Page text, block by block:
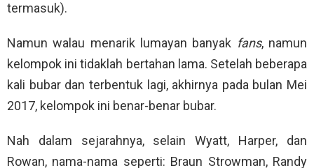
termasuk).
Namun walau menarik lumayan banyak fans, namun
kelompok ini tidaklah bertahan lama. Setelah beberapa
kali bubar dan terbentuk lagi, akhirnya pada bulan Mei
2017, kelompok ini benar-benar bubar.
Nah dalam sejarahnya, selain Wyatt, Harper, dan
Rowan, nama-nama seperti: Braun Strowman, Randy